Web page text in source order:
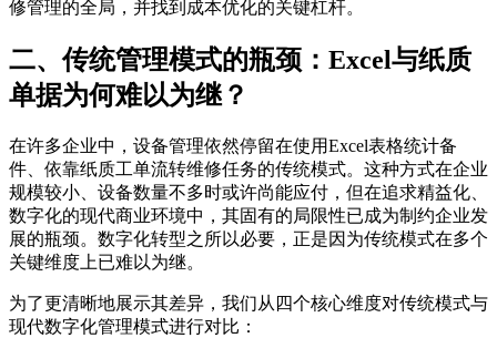
修管理的全局，并找到成本优化的关键杠杆。
二、传统管理模式的瓶颈：Excel与纸质
单据为何难以为继？
在许多企业中，设备管理依然停留在使用Excel表格统计备
件、依靠纸质工单流转维修任务的传统模式。这种方式在企业
规模较小、设备数量不多时或许尚能应付，但在追求精益化、
数字化的现代商业环境中，其固有的局限性已成为制约企业发
展的瓶颈。数字化转型之所以必要，正是因为传统模式在多个
关键维度上已难以为继。
为了更清晰地展示其差异，我们从四个核心维度对传统模式与
现代数字化管理模式进行对比：